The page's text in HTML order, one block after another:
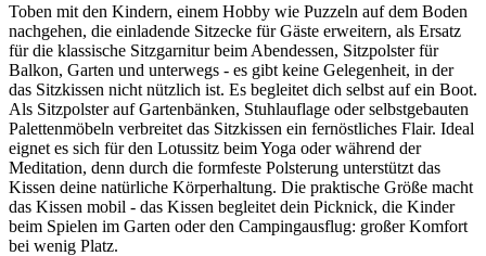
Toben mit den Kindern, einem Hobby wie Puzzeln auf dem Boden
nachgehen, die einladende Sitzecke für Gäste erweitern, als Ersatz
für die klassische Sitzgarnitur beim Abendessen, Sitzpolster für
Balkon, Garten und unterwegs - es gibt keine Gelegenheit, in der
das Sitzkissen nicht nützlich ist. Es begleitet dich selbst auf ein Boot.
Als Sitzpolster auf Gartenbänken, Stuhlauflage oder selbstgebauten
Palettenmöbeln verbreitet das Sitzkissen ein fernöstliches Flair. Ideal
eignet es sich für den Lotussitz beim Yoga oder während der
Meditation, denn durch die formfeste Polsterung unterstützt das
Kissen deine natürliche Körperhaltung. Die praktische Größe macht
das Kissen mobil - das Kissen begleitet dein Picknick, die Kinder
beim Spielen im Garten oder den Campingausflug: großer Komfort
bei wenig Platz.